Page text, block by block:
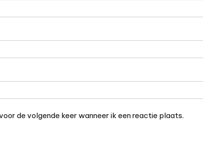
de volgende keer wanneer ik een reactie plaats.